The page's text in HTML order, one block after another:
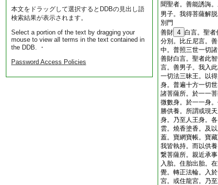
本文をドラッグして選択するとDDBの見出し語
検索結果が表示されます。
Select a portion of the text by dragging your
mouse to view all terms in the text contained in
the DDB. ・
Password Access Policies
聞聖者。善能誘誨
男子。我得菩薩解
別門
善財 4 白言。聖
分別。比丘尼言。
中。普照三世一切
善財白言。聖者此
言。善男子。我入
一切法三昧王。以
身。普遍十方一切
諸菩薩所。於一一
微數身。於一一身
勝供養。所謂或現
身。乃至人王身。
雲。燒香塗香。及
蓋。寶網寶帳。寶
我皆執持。而以供
繋菩薩所。親近承
入胎。住胎出胎。
覺。轉正法輪。入
宮。或住龍宮。乃